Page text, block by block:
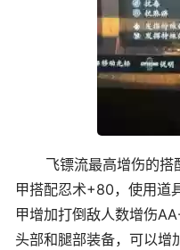
飞镖流最高增伤的
甲搭配忍术+80，使用道
甲增加打倒敌人数增伤
头部和腿部装备，可以增